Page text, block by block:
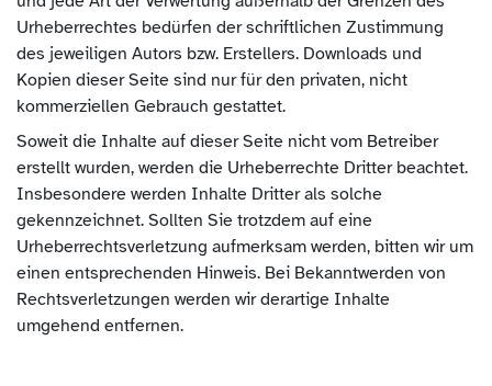
Urheberrechtes bedürfen der schriftlichen Zustimmung
des jeweiligen Autors bzw. Erstellers. Downloads und
Kopien dieser Seite sind nur für den privaten, nicht
kommerziellen Gebrauch gestattet.
Soweit die Inhalte auf dieser Seite nicht vom Betreiber
erstellt wurden, werden die Urheberrechte Dritter beachtet.
Insbesondere werden Inhalte Dritter als solche
gekennzeichnet. Sollten Sie trotzdem auf eine
Urheberrechtsverletzung aufmerksam werden, bitten wir um
einen entsprechenden Hinweis. Bei Bekanntwerden von
Rechtsverletzungen werden wir derartige Inhalte
umgehend entfernen.